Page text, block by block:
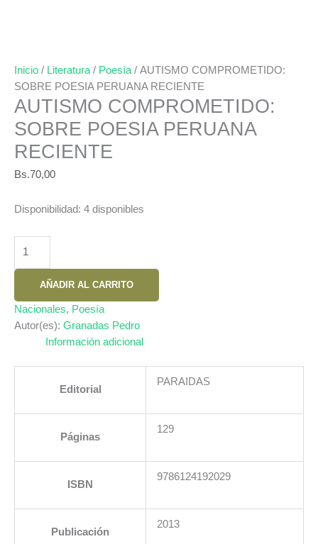
Inicio / Literatura / Poesía / AUTISMO COMPROMETIDO:
SOBRE POESIA PERUANA RECIENTE
AUTISMO COMPROMETIDO:
SOBRE POESIA PERUANA
RECIENTE
Bs.70,00
Disponibilidad: 4 disponibles
COMPROMETIDO:
SOBRE
POESIA
PERUANA
RECIENTE
cantidad
AÑADIR AL CARRITO
Nacionales, Poesía
Autor(es): Granadas Pedro
Información adicional
Editorial
PARAIDAS
Páginas
129
ISBN
9786124192029
Publicación
2013